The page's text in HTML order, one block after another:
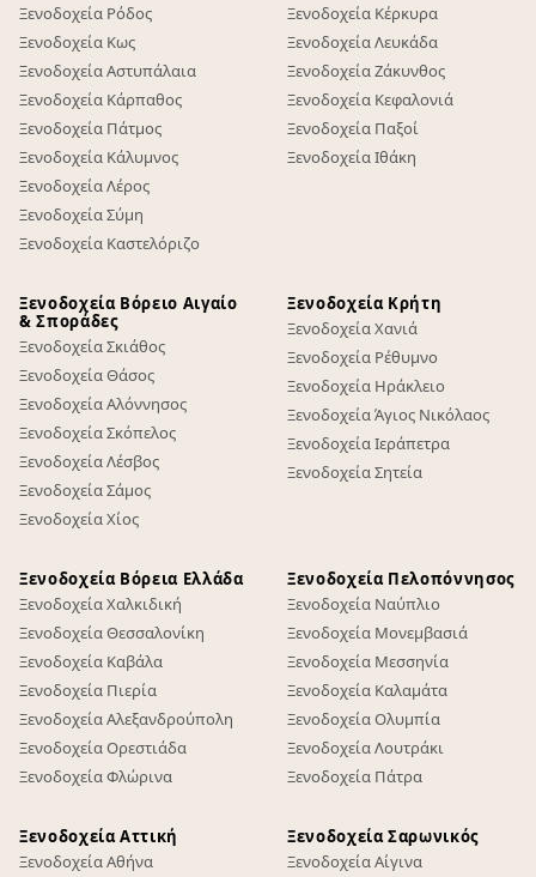
Ξενοδοχεία Ρόδος
Ξενοδοχεία Κως
Ξενοδοχεία Αστυπάλαια
Ξενοδοχεία Κάρπαθος
Ξενοδοχεία Πάτμος
Ξενοδοχεία Κάλυμνος
Ξενοδοχεία Λέρος
Ξενοδοχεία Σύμη
Ξενοδοχεία Καστελόριζο
Ξενοδοχεία Κέρκυρα
Ξενοδοχεία Λευκάδα
Ξενοδοχεία Ζάκυνθος
Ξενοδοχεία Κεφαλονιά
Ξενοδοχεία Παξοί
Ξενοδοχεία Ιθάκη
Ξενοδοχεία Βόρειο Αιγαίο
& Σποράδες
Ξενοδοχεία Σκιάθος
Ξενοδοχεία Θάσος
Ξενοδοχεία Αλόννησος
Ξενοδοχεία Σκόπελος
Ξενοδοχεία Λέσβος
Ξενοδοχεία Σάμος
Ξενοδοχεία Χίος
Ξενοδοχεία Κρήτη
Ξενοδοχεία Χανιά
Ξενοδοχεία Ρέθυμνο
Ξενοδοχεία Ηράκλειο
Ξενοδοχεία Άγιος Νικόλαος
Ξενοδοχεία Ιεράπετρα
Ξενοδοχεία Σητεία
Ξενοδοχεία Βόρεια Ελλάδα
Ξενοδοχεία Χαλκιδική
Ξενοδοχεία Θεσσαλονίκη
Ξενοδοχεία Καβάλα
Ξενοδοχεία Πιερία
Ξενοδοχεία Αλεξανδρούπολη
Ξενοδοχεία Ορεστιάδα
Ξενοδοχεία Φλώρινα
Ξενοδοχεία Πελοπόννησος
Ξενοδοχεία Ναύπλιο
Ξενοδοχεία Μονεμβασιά
Ξενοδοχεία Μεσσηνία
Ξενοδοχεία Καλαμάτα
Ξενοδοχεία Ολυμπία
Ξενοδοχεία Λουτράκι
Ξενοδοχεία Πάτρα
Ξενοδοχεία Αττική
Ξενοδοχεία Αθήνα
Ξενοδοχεία Σαρωνικός
Ξενοδοχεία Αίγινα